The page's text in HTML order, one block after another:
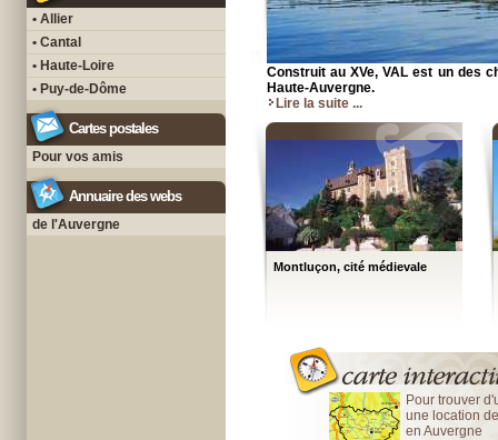
• Allier
• Cantal
• Haute-Loire
• Puy-de-Dôme
Cartes postales
Pour vos amis
Annuaire des webs
de l'Auvergne
Construit au XVe, VAL est un des
Haute-Auvergne.
Lire la suite ...
Montluçon, cité médievale
Pour trouver
une location
en Auvergne